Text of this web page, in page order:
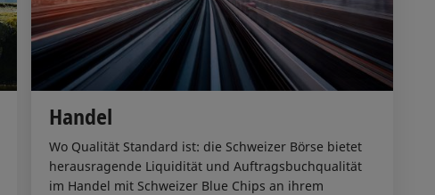
Handel
Wo Qualität Standard ist: die Schweizer Börse bietet
herausragende Liquidität und Auftragsbuchqualität
im Handel mit Schweizer Blue Chips an ihrem